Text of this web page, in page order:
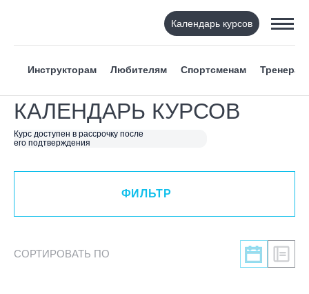
Календарь курсов
Инструкторам Любителям Спортсменам Тренерам
КАЛЕНДАРЬ КУРСОВ
Курс доступен в рассрочку после
его подтверждения
ФИЛЬТР
ВИД СПОРТА
Сноуборд
Лонгбординг
ФИЛЬТР
СОРТИРОВАТЬ ПО